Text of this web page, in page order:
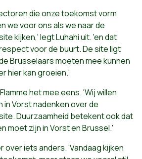
die onze toekomst vorm
we voor ons als we naar de
kijken,' legt Luhahi uit. 'en dat
voor de buurt. De site ligt
Brusselaars moeten mee kunnen
hier kan groeien.'
het mee eens. 'Wij willen
in Vorst nadenken over de
Duurzaamheid betekent ook dat
moet zijn in Vorst en Brussel.'
over iets anders. 'Vandaag kijken